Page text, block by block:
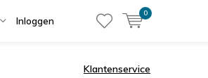
Inloggen
0
Klantenservice